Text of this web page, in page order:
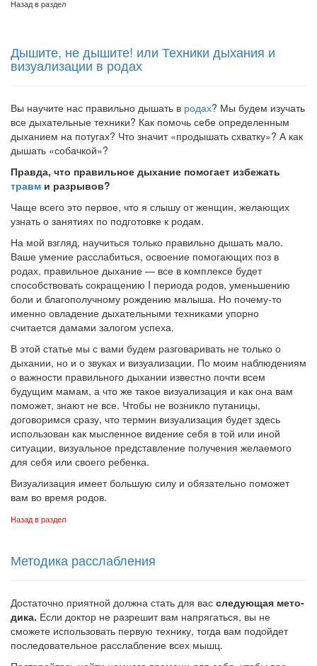
Назад в раздел
Дышите, не дышите! или Техники дыхания и
визуализации в родах
Вы научите нас правильно дышать в родах? Мы будем изучать
все дыхательные техники? Как помочь себе определенным
дыханием на потугах? Что значит «продышать схватку»? А как
дышать «собачкой»?
Правда, что правильное дыхание помогает избежать
травм и разрывов?
Чаще всего это первое, что я слышу от женщин, желающих
узнать о занятиях по подготовке к родам.
На мой взгляд, научиться только правильно дышать мало.
Ваше умение расслабиться, освоение помогающих поз в
родах, правильное дыхание — все в комплексе будет
способствовать сокращению I периода родов, уменьшению
боли и благополуч­ному рождению малыша. Но почему-то
именно овладение ды­хательными техниками упорно
считается дамами залогом ус­пеха.
В этой статье мы с вами будем разговаривать не только о
дыхании, но и о звуках и визуализации. По моим наблюдениям
о важности правильного дыхании известно почти всем
будущим мамам, а что же такое визуализация и как она вам
поможет, знают не все. Чтобы не возникло путаницы,
договоримся сразу, что термин визуализация будет здесь
использован как мысленное видение себя в той или иной
ситуации, визуальное пред­ставление получения желаемого
для себя или своего ребенка.
Визуализация имеет большую силу и обязательно поможет
вам во время родов.
Назад в раздел
Методика расслабления
Достаточно приятной должна стать для вас следующая мето­
дика. Если доктор не разрешит вам напрягаться, вы не
сможете использовать первую технику, тогда вам подойдет
последователь­ное расслабление всех мышц.